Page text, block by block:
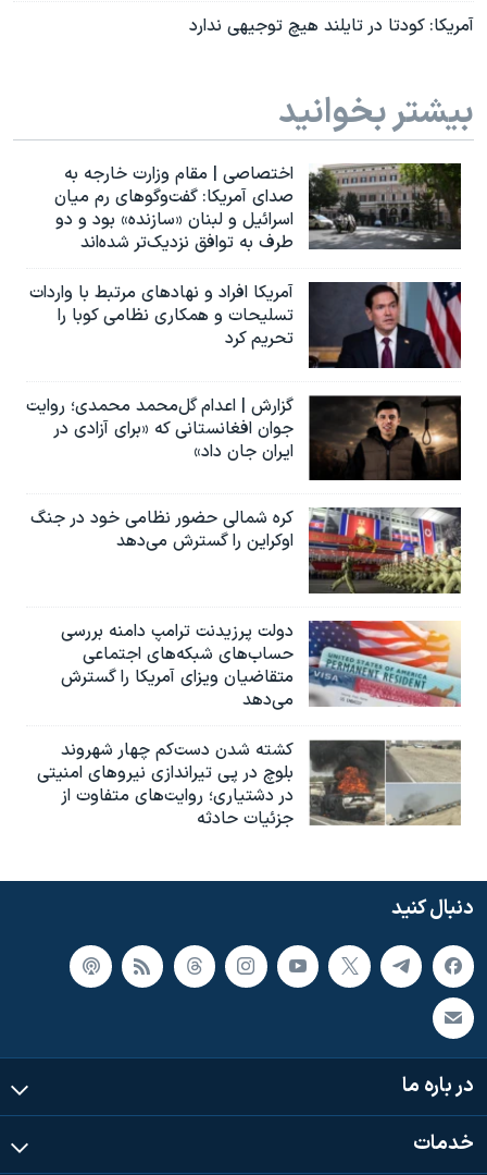
آمریکا: کودتا در تایلند هیچ توجیهی ندارد
بیشتر بخوانید
اختصاصی | مقام وزارت خارجه به
صدای آمریکا: گفت‌وگوهای رم میان
اسرائیل و لبنان «سازنده» بود و دو
طرف به توافق نزدیک‌تر شده‌اند
آمریکا افراد و نهادهای مرتبط با واردات
تسلیحات و همکاری نظامی کوبا را
تحریم کرد
گزارش | اعدام گل‌محمد محمدی؛ روایت
جوان افغانستانی که «برای آزادی در
ایران جان داد»
کره شمالی حضور نظامی خود در جنگ
اوکراین را گسترش می‌دهد
دولت پرزیدنت ترامپ دامنه بررسی
حساب‌های شبکه‌های اجتماعی
متقاضیان ویزای آمریکا را گسترش
می‌دهد
کشته شدن دست‌کم چهار شهروند
بلوچ در پی تیراندازی نیروهای امنیتی
در دشتیاری؛ روایت‌های متفاوت از
جزئیات حادثه
دنبال کنید
در باره ما
خدمات